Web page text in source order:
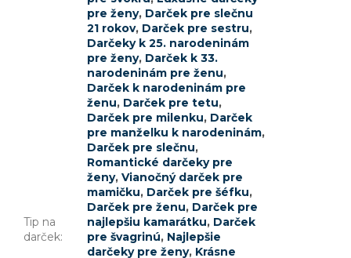
Tip na
darček:
pre ženy, Darček pre slečnu
21 rokov, Darček pre sestru,
Darčeky k 25. narodeninám
pre ženy, Darček k 33.
narodeninám pre ženu,
Darček k narodeninám pre
ženu, Darček pre tetu,
Darček pre milenku, Darček
pre manželku k narodeninám,
Darček pre slečnu,
Romantické darčeky pre
ženy, Vianočný darček pre
mamičku, Darček pre šéfku,
Darček pre ženu, Darček pre
najlepšiu kamarátku, Darček
pre švagrinú, Najlepšie
darčeky pre ženy, Krásne